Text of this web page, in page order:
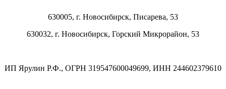
630005, г. Новосибирск, Писарева, 53
630032, г. Новосибирск, Горский Микрорайон, 53
ИП Ярулин Р.Ф., ОГРН 319547600049699, ИНН 244602379610